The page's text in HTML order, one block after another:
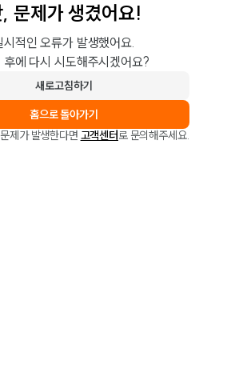
문제가 생겼어요!
시적인 오류가 발생했어요.
후에 다시 시도해주시겠어요?
새로고침하기
홈으로 돌아가기
제가 발생한다면 고객센터로 문의해주세요.